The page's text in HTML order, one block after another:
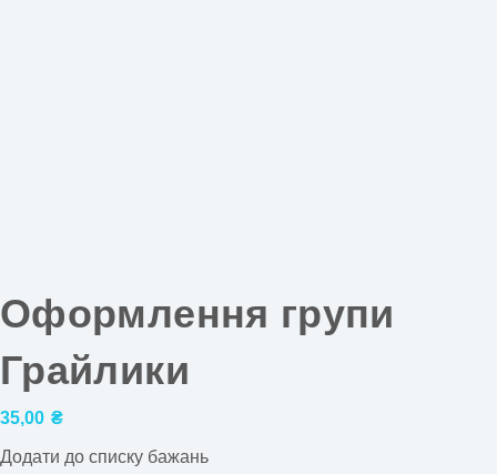
Оформлення групи
Грайлики
35,00 ₴
Додати до списку бажань